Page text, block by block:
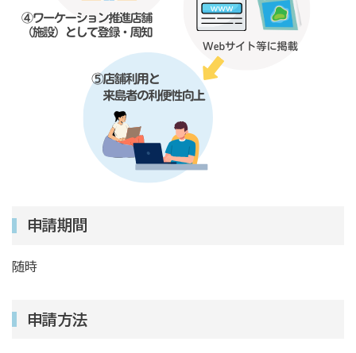
申請期間
随時
申請方法